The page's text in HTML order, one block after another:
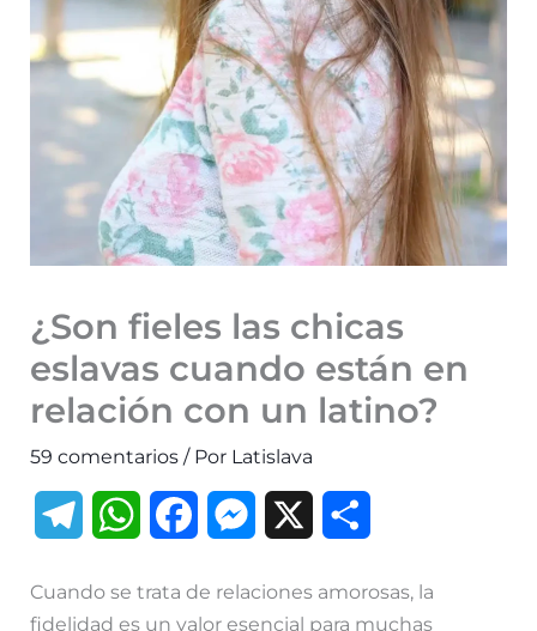
¿Son fieles las chicas
eslavas cuando están en
relación con un latino?
59 comentarios / Por Latislava
W
Cuando se trata de relaciones amorosas, la
fidelidad es un valor esencial para muchas